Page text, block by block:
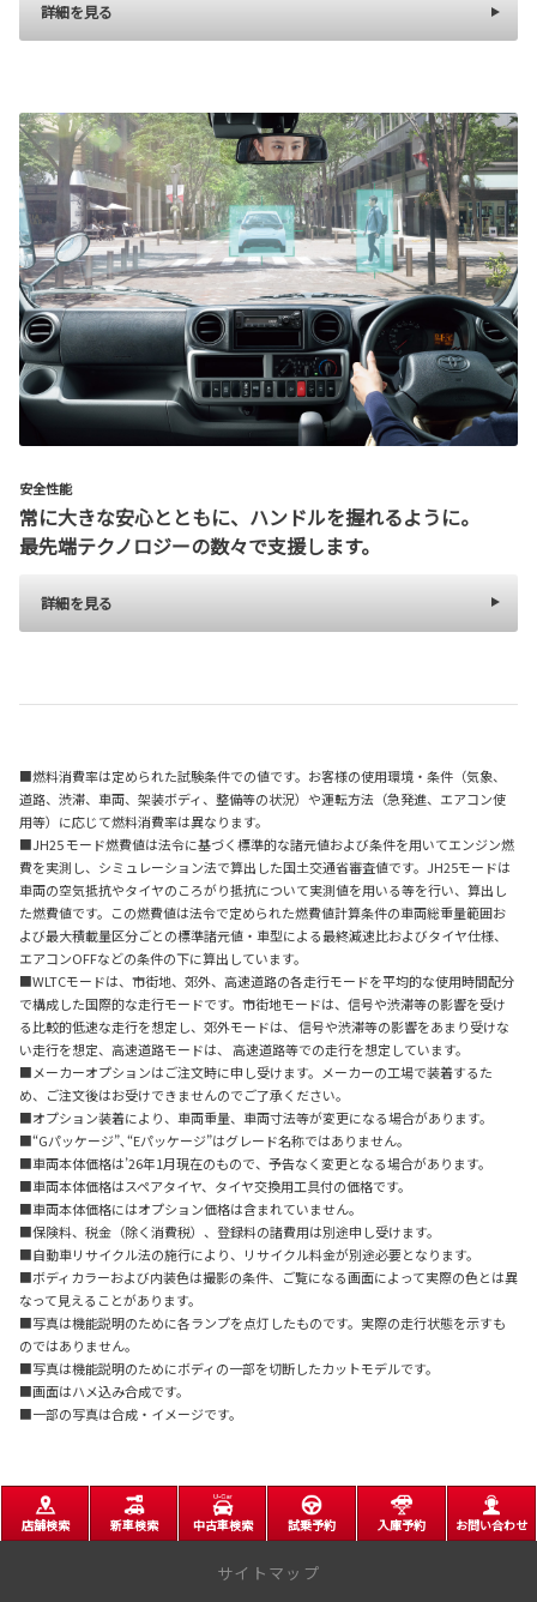
詳細を見る
安全性能
常に大きな安心とともに、ハンドルを握れるように。
最先端テクノロジーの数々で支援します。
詳細を見る
■燃料消費率は定められた試験条件での値です。お客様の使用環境・条件（気象、
道路、渋滞、車両、架装ボディ、整備等の状況）や運転方法（急発進、エアコン使
用等）に応じて燃料消費率は異なります。
■JH25 モード燃費値は法令に基づく標準的な諸元値および条件を用いてエンジン燃
費を実測し、シミュレーション法で算出した国土交通省審査値です。JH25モードは
車両の空気抵抗やタイヤのころがり抵抗について実測値を用いる等を行い、算出し
た燃費値です。この燃費値は法令で定められた燃費値計算条件の車両総重量範囲お
よび最大積載量区分ごとの標準諸元値・車型による最終減速比およびタイヤ仕様、
エアコンOFFなどの条件の下に算出しています。
■WLTCモードは、市街地、郊外、高速道路の各走行モードを平均的な使用時間配分
で構成した国際的な走行モードです。市街地モードは、信号や渋滞等の影響を受け
る比較的低速な走行を想定し、郊外モードは、 信号や渋滞等の影響をあまり受けな
い走行を想定、高速道路モードは、 高速道路等での走行を想定しています。
■メーカーオプションはご注文時に申し受けます。メーカーの工場で装着するた
め、ご注文後はお受けできませんのでご了承ください。
■オプション装着により、車両重量、車両寸法等が変更になる場合があります。
■“Gパッケージ”､“Eパッケージ”はグレード名称ではありません。
■車両本体価格は’26年1月現在のもので、予告なく変更となる場合があります。
■車両本体価格はスペアタイヤ、タイヤ交換用工具付の価格です。
■車両本体価格にはオプション価格は含まれていません。
■保険料、税金（除く消費税）、登録料の諸費用は別途申し受けます。
■自動車リサイクル法の施行により、リサイクル料金が別途必要となります。
■ボディカラーおよび内装色は撮影の条件、ご覧になる画面によって実際の色とは異
なって見えることがあります。
■写真は機能説明のために各ランプを点灯したものです。実際の走行状態を示すも
のではありません。
■写真は機能説明のためにボディの一部を切断したカットモデルです。
■画面はハメ込み合成です。
■一部の写真は合成・イメージです。
店舗検索 新車検索 中古車検索 試乗予約 入庫予約 お問い合わせ
サイトマップ